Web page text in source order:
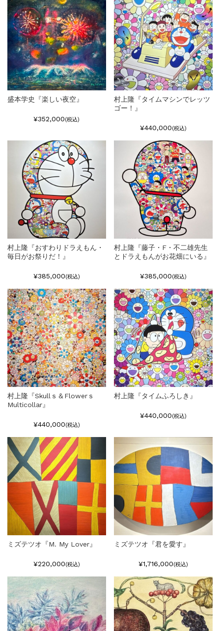
盛本学史『楽しい夜空』
¥352,000(税込)
村上隆『タイムマシンでレッツ
ゴー！』
¥440,000(税込)
村上隆『おすわりドラえもん・
毎日がお祭りだ！』
¥385,000(税込)
村上隆『藤子・F・不二雄先生
とドラえもんがお花畑にいる』
¥385,000(税込)
村上隆『Skullｓ＆Flowerｓ
Multicollar』
¥440,000(税込)
村上隆『タイムふろしき』
¥440,000(税込)
ミズテツオ『M. My Lover』
¥220,000(税込)
ミズテツオ『君を愛す』
¥1,716,000(税込)